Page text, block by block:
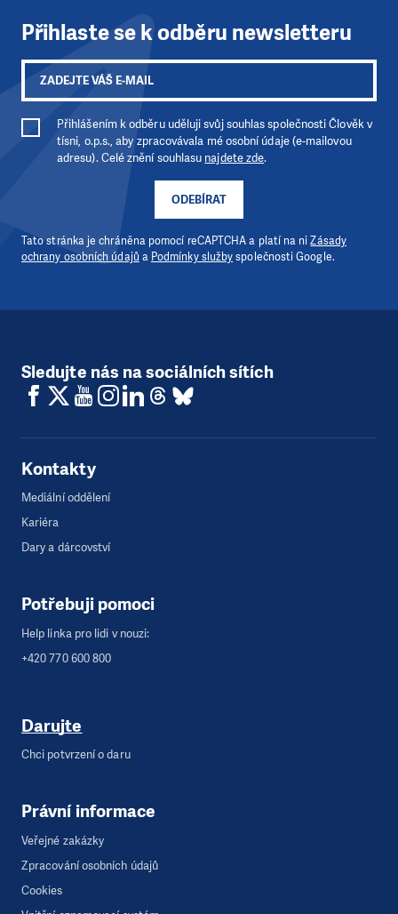
Přihlaste se k odběru newsletteru
ODEBÍRAT
Přihlášením k odběru uděluji svůj souhlas společnosti Člověk v
tísni, o.p.s., aby zpracovávala mé osobní údaje (e-mailovou
adresu). Celé znění souhlasu najdete zde.
Tato stránka je chráněna pomocí reCAPTCHA a platí na niZásady
ochrany osobních údajů a Podmínky službyspolečnosti Google.
Sledujte nás na sociálních sítích
Kontakty
Mediální oddělení
Kariéra
Dary a dárcovství
Potřebuji pomoci
Help linka pro lidi v nouzi:
+420 770 600 800
Darujte
Chci potvrzení o daru
Právní informace
Veřejné zakázky
Zpracování osobních údajů
Cookies